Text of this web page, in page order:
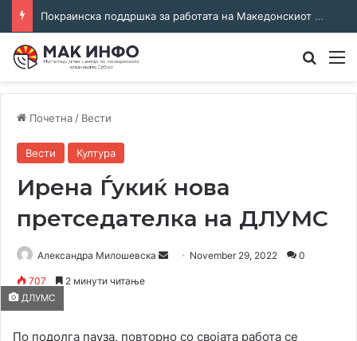
Покраинска поддршка за работата на Македонскиот национален совет: потпишан договор за суфинансирање на активностите
Почетна / Вести
Вести Култура
Ирена Ѓукиќ нова
претседателка на ДЛУМС
Александра Милошевска
Send November 29, 2022 0
707 2 минути читање
ДЛУМС
По подолга пауза, повторно со својата работа се